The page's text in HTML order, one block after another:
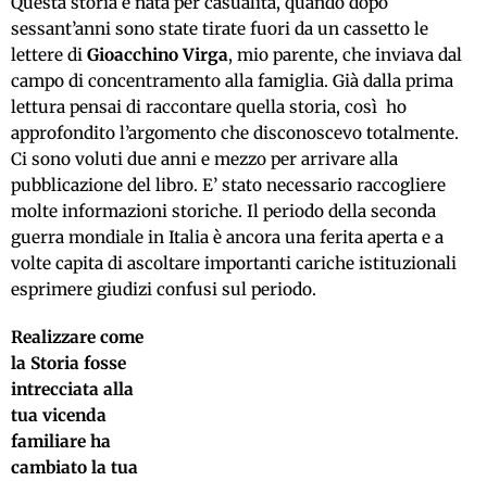
sessant’anni sono state tirate fuori da un cassetto le
lettere di Gioacchino Virga, mio parente, che inviava dal
campo di concentramento alla famiglia. Già dalla prima
lettura pensai di raccontare quella storia, così ho
approfondito l’argomento che disconoscevo totalmente.
Ci sono voluti due anni e mezzo per arrivare alla
pubblicazione del libro. E’ stato necessario raccogliere
molte informazioni storiche. Il periodo della seconda
guerra mondiale in Italia è ancora una ferita aperta e a
volte capita di ascoltare importanti cariche istituzionali
esprimere giudizi confusi sul periodo.
Realizzare come
la Storia fosse
intrecciata alla
tua vicenda
familiare ha
cambiato la tua